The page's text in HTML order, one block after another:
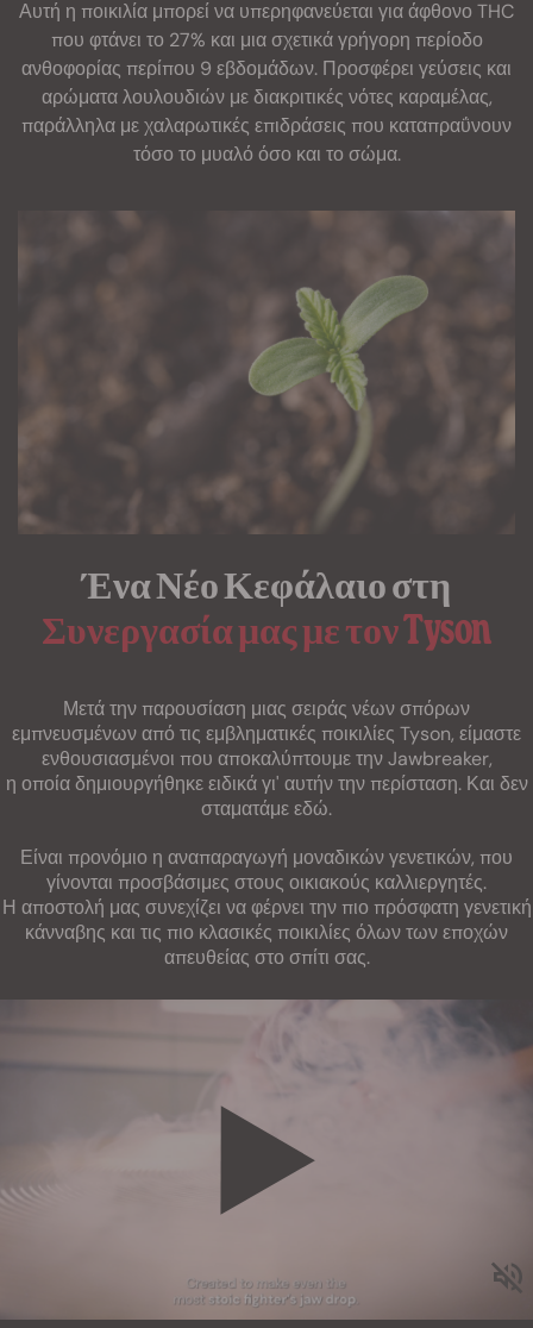
Αυτή η ποικιλία μπορεί να υπερηφανεύεται για άφθονο THC
που φτάνει το 27% και μια σχετικά γρήγορη περίοδο
ανθοφορίας περίπου 9 εβδομάδων. Προσφέρει γεύσεις και
αρώματα λουλουδιών με διακριτικές νότες καραμέλας,
παράλληλα με χαλαρωτικές επιδράσεις που καταπραΰνουν
τόσο το μυαλό όσο και το σώμα.
Ένα Νέο Κεφάλαιο στη
Συνεργασία μας με τον Tyson
Μετά την παρουσίαση μιας σειράς νέων σπόρων
εμπνευσμένων από τις εμβληματικές ποικιλίες Tyson, είμαστε
ενθουσιασμένοι που αποκαλύπτουμε την Jawbreaker,
η οποία δημιουργήθηκε ειδικά γι' αυτήν την περίσταση. Και δεν
σταματάμε εδώ.
Είναι προνόμιο η αναπαραγωγή μοναδικών γενετικών, που
γίνονται προσβάσιμες στους οικιακούς καλλιεργητές.
Η αποστολή μας συνεχίζει να φέρνει την πιο πρόσφατη γενετική
κάνναβης και τις πιο κλασικές ποικιλίες όλων των εποχών
απευθείας στο σπίτι σας.